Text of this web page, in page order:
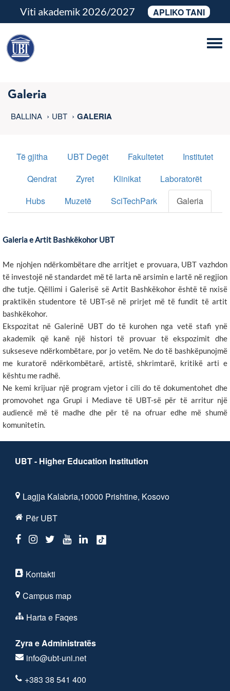
Viti akademik 2026/2027 APLIKO TANI
Galeria
BALLINA UBT GALERIA
Të gjitha UBT Degët Fakultetet
Institutet
Qendrat
Zyret Klinikat
Laboratorët
Hubs
Muzetë SciTechPark Galeria
Galeria e Artit Bashkëkohor UBT
Me njohjen ndërkombëtare dhe arritjet e provuara, UBT vazhdon
të investojë në standardet më të larta në arsimin e lartë në regjion
dhe tutje. Qëllimi i Galerisë së Artit Bashkëkohor është të nxisë
praktikën studentore të UBT-së në prirjet më të fundit të artit
bashkëkohor.
Ekspozitat në Galerinë UBT do të kurohen nga vetë stafi ynë
akademik që kanë një histori të provuar të ekspozimit dhe
sukseseve ndërkombëtare, por jo vetëm. Ne do të bashkëpunojmë
me kuratorë ndërkombëtarë, artistë, shkrimtarë, kritikë arti e
kështu me radhë.
Ne kemi krijuar një program vjetor i cili do të dokumentohet dhe
promovohet nga Grupi i Mediave të UBT-së për të arritur një
audiencë më të madhe dhe për të na ofruar edhe më shumë
komunitetin.
UBT - Higher Education Institution
Lagjja Kalabria,10000 Prishtine, Kosovo
Për UBT
Kontakti
Campus map
Harta e Faqes
Zyra e Administratës
info@ubt-uni.net
+383 38 541 400